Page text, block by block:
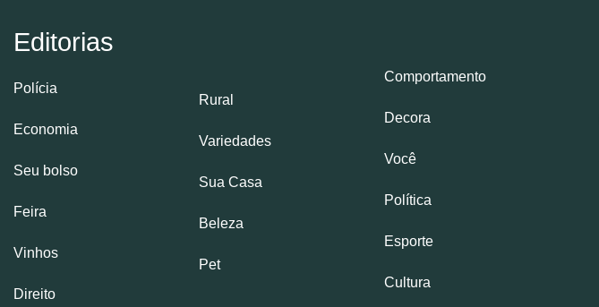
Editorias
Polícia
Economia
Seu bolso
Feira
Vinhos
Direito
Rural
Variedades
Sua Casa
Beleza
Pet
Comportamento
Decora
Você
Política
Esporte
Cultura